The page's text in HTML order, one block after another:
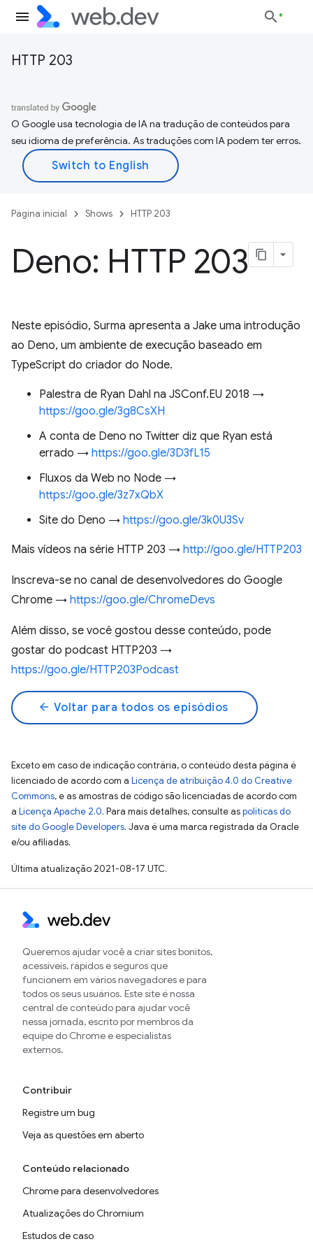
HTTP 203
O Google usa tecnologia de IA na tradução de conteúdos para
seu idioma de preferência. As traduções com IA podem ter erros.
Página inicial Shows HTTP 203
Deno: HTTP 203
Neste episódio, Surma apresenta a Jake uma introdução
ao Deno, um ambiente de execução baseado em
TypeScript do criador do Node.
Palestra de Ryan Dahl na JSConf.EU 2018 →
https://goo.gle/3g8CsXH
A conta de Deno no Twitter diz que Ryan está
errado → https://goo.gle/3D3fL15
Fluxos da Web no Node →
https://goo.gle/3z7xQbX
Site do Deno → https://goo.gle/3k0U3Sv
Mais vídeos na série HTTP 203 → http://goo.gle/HTTP203
Inscreva-se no canal de desenvolvedores do Google
Chrome → https://goo.gle/ChromeDevs
Além disso, se você gostou desse conteúdo, pode
gostar do podcast HTTP203 →
https://goo.gle/HTTP203Podcast
arrow_back Voltar para todos os episódios
Exceto em caso de indicação contrária, o conteúdo desta página é
licenciado de acordo com a Licença de atribuição 4.0 do Creative
Commons, e as amostras de código são licenciadas de acordo com
a Licença Apache 2.0. Para mais detalhes, consulte aspolíticas do
site do Google Developers. Java é uma marca registrada da Oracle
e/ou afiliadas.
Última atualização 2021-08-17 UTC.
Queremos ajudar você a criar sites bonitos,
acessíveis, rápidos e seguros que
funcionem em vários navegadores e para
todos os seus usuários. Este site é nossa
central de conteúdo para ajudar você
nessa jornada, escrito por membros da
equipe do Chrome e especialistas
externos.
Contribuir
Registre um bug
Veja as questões em aberto
Conteúdo relacionado
Chrome para desenvolvedores
Atualizações do Chromium
Estudos de caso